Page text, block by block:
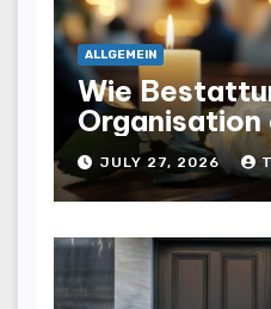
ALLGEMEIN
Wie
Organisation
würdevollen
helfen
JULY 27, 2026